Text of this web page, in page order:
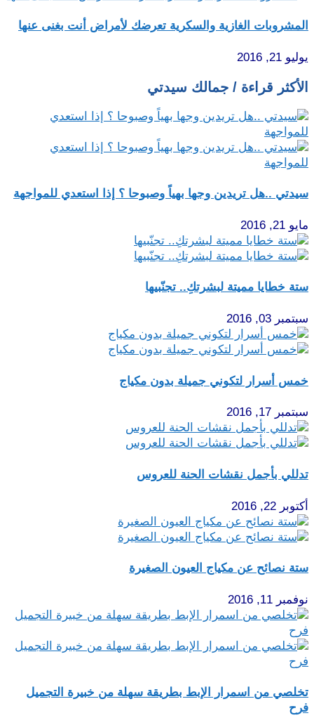
المشروبات الغازية والسكرية تعرضك لأمراض أنت بغنى عنها
يوليو 21, 2016
الأكثر قراءة / جمالك سيدتي
سيدتي ..هل تريدين وجها بهياً وصبوحا ؟ إذا استعدي للمواجهة
مايو 21, 2016
ستة خطايا مميتة لبشرتكِ.. تجنّبيها
سبتمبر 03, 2016
خمس أسرار لتكوني جميلة بدون مكياج
سبتمبر 17, 2016
تدللي بأجمل نقشات الحنة للعروس
أكتوبر 22, 2016
ستة نصائح عن مكياج العيون الصغيرة
نوفمبر 11, 2016
تخلصي من اسمرار الإبط بطريقة سهلة من خبيرة التجميل
فرح